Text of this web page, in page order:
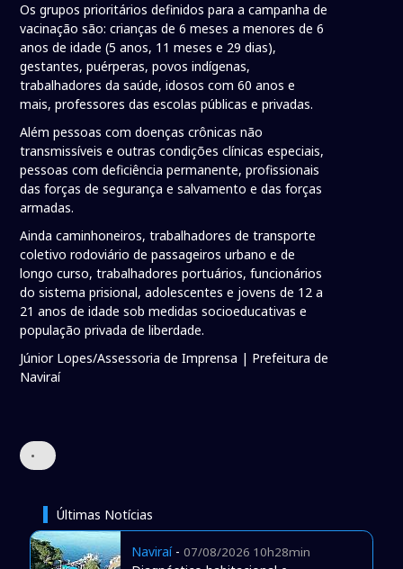
Os grupos prioritários definidos para a campanha de
vacinação são: crianças de 6 meses a menores de 6
anos de idade (5 anos, 11 meses e 29 dias),
gestantes, puérperas, povos indígenas,
trabalhadores da saúde, idosos com 60 anos e
mais, professores das escolas públicas e privadas.
Além pessoas com doenças crônicas não
transmissíveis e outras condições clínicas especiais,
pessoas com deficiência permanente, profissionais
das forças de segurança e salvamento e das forças
armadas.
Ainda caminhoneiros, trabalhadores de transporte
coletivo rodoviário de passageiros urbano e de
longo curso, trabalhadores portuários, funcionários
do sistema prisional, adolescentes e jovens de 12 a
21 anos de idade sob medidas socioeducativas e
população privada de liberdade.
Júnior Lopes/Assessoria de Imprensa | Prefeitura de
Naviraí
•
Últimas Notícias
Naviraí- 07/08/2026 10h28min